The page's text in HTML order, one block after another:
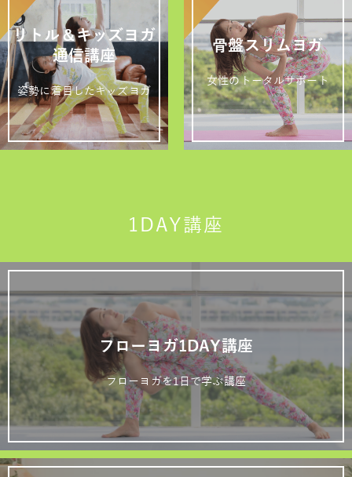
リトル＆キッズヨガ
通信講座
姿勢に着目したキッズヨガ
骨盤スリムヨガ
女性のトータルサポート
1DAY講座
フローヨガ1DAY講座
フローヨガを1日で学ぶ講座